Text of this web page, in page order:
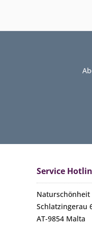
Service
Naturschönheit
Schlatzingerau
AT-9854 Malta